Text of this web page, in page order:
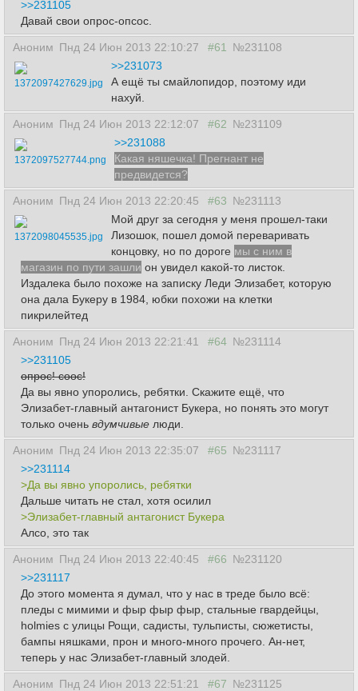
>>231105
Давай свои опрос-опсос.
Аноним Пнд 24 Июн 2013 22:10:27 #61 №231108
1372097427629.jpg
>>231073
А ещё ты смайлопидор, поэтому иди
нахуй.
Аноним Пнд 24 Июн 2013 22:12:07 #62 №231109
1372097527744.png
>>231088
Какая няшечка! Прегнант не
предвидется?
Аноним Пнд 24 Июн 2013 22:20:45 #63 №231113
1372098045535.jpg
Мой друг за сегодня у меня прошел-таки
Лизошок, пошел домой переваривать
концовку, но по дороге мы с ним в
магазин по пути зашли он увидел какой-то листок.
Издалека было похоже на записку Леди Элизабет, которую
она дала Букеру в 1984, юбки похожи на клетки
пикрилейтед
Аноним Пнд 24 Июн 2013 22:21:41 #64 №231114
>>231105
опрос! соос!
Да вы явно упоролись, ребятки. Скажите ещё, что
Элизабет-главный антагонист Букера, но понять это могут
только очень вдумчивые люди.
Аноним Пнд 24 Июн 2013 22:35:07 #65 №231117
>>231114
>Да вы явно упоролись, ребятки
Дальше читать не стал, хотя осилил
>Элизабет-главный антагонист Букера
Алсо, это так
Аноним Пнд 24 Июн 2013 22:40:45 #66 №231120
>>231117
До этого момента я думал, что у нас в треде было всё:
пледы с мимими и фыр фыр фыр, стальные гвардейцы,
holmies с улицы Рощи, садисты, тульписты, сюжетисты,
бампы няшками, прон и много-много прочего. Ан-нет,
теперь у нас Элизабет-главный злодей.
Аноним Пнд 24 Июн 2013 22:51:21 #67 №231125